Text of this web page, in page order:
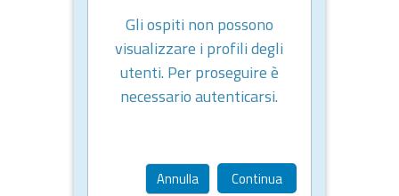
Gli ospiti non possono
visualizzare i profili degli
utenti. Per proseguire è
necessario autenticarsi.
Annulla Continua